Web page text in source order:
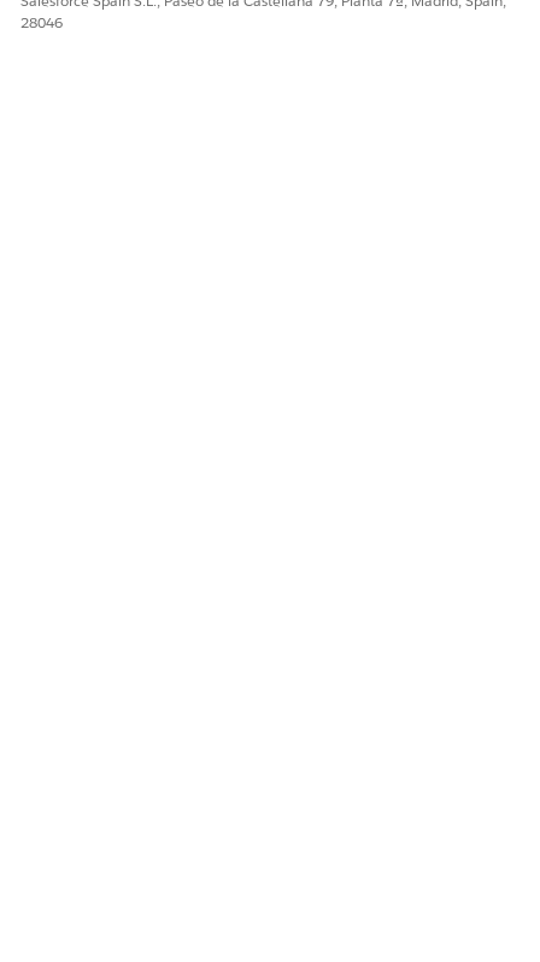
donde se requieren. Asegúrese de que ha publicado la
28046